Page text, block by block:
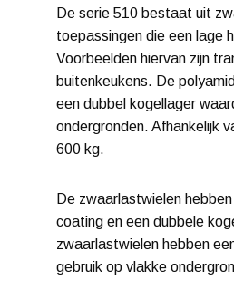
De serie 510 bestaat uit
toepassingen die een lage
Voorbeelden hiervan zijn
buitenkeukens. De
een dubbel kogellager
ondergronden. Afhankelijk
600 kg.
De zwaarlastwielen
coating en een dubbele
zwaarlastwielen hebben
gebruik op vlakke